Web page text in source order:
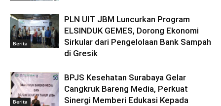
Berita
PLN UIT JBM Luncurkan Program
ELSINDUK GEMES, Dorong Ekonomi
Sirkular dari Pengelolaan Bank Sampah
di Gresik
Berita
BPJS Kesehatan Surabaya Gelar
Cangkruk Bareng Media, Perkuat
Sinergi Memberi Edukasi Kepada